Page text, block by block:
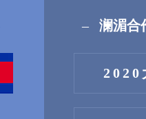
– 澜湄合
2020